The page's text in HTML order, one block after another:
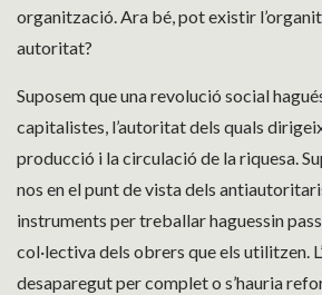
organització. Ara bé, pot existir
autoritat?
Suposem que una revolució social
capitalistes, l’autoritat dels quals
producció i la circulació de la riquesa.
nos en el punt de vista dels
instruments per treballar haguessin
col·lectiva dels obrers que els utilitzen.
desaparegut per complet o s’hauria